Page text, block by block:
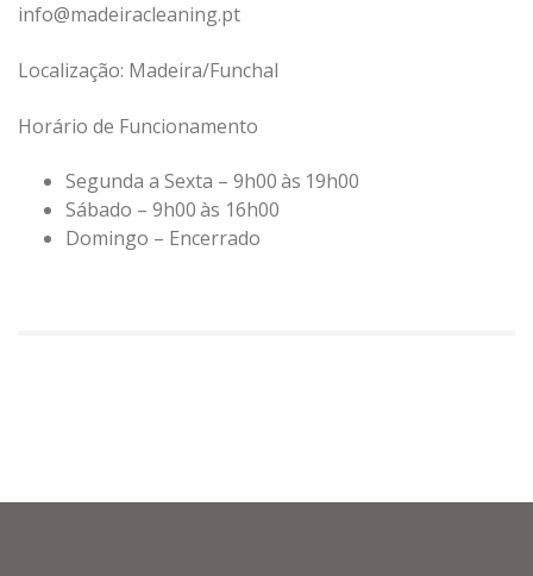
info@madeiracleaning.pt
Localização: Madeira/Funchal
Horário de Funcionamento
Segunda a Sexta – 9h00 às 19h00
Sábado – 9h00 às 16h00
Domingo – Encerrado